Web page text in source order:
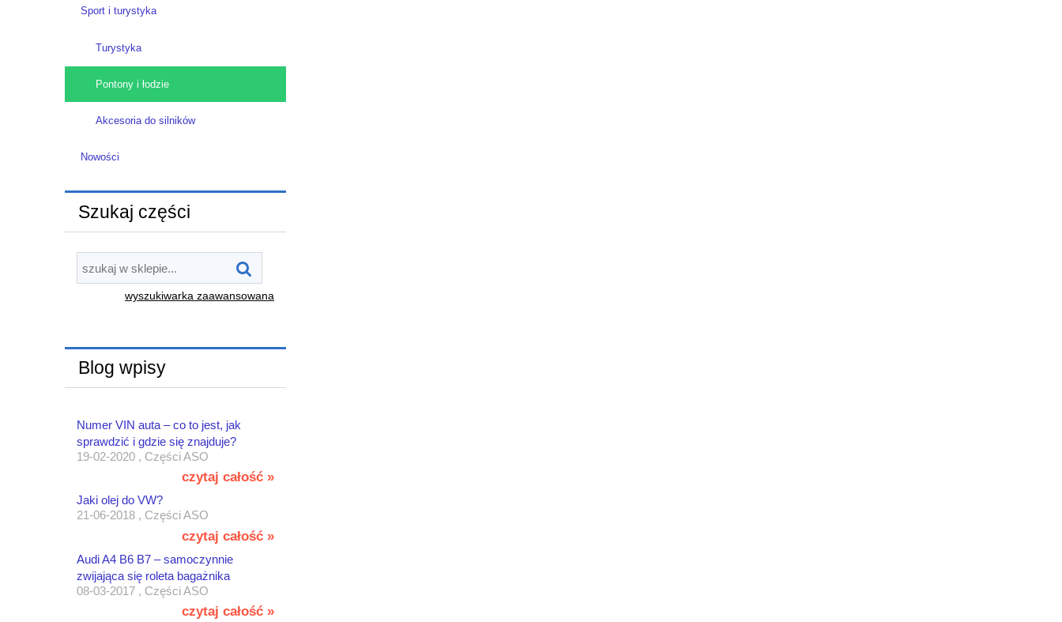
Sport i turystyka
Turystyka
Pontony i łodzie
Akcesoria do silników
Nowości
Szukaj części
wyszukiwarka zaawansowana
Blog wpisy
Numer VIN auta – co to jest, jak
sprawdzić i gdzie się znajduje?
19-02-2020 , Części ASO
czytaj całość »
Jaki olej do VW?
21-06-2018 , Części ASO
czytaj całość »
Audi A4 B6 B7 – samoczynnie
zwijająca się roleta bagażnika
08-03-2017 , Części ASO
czytaj całość »